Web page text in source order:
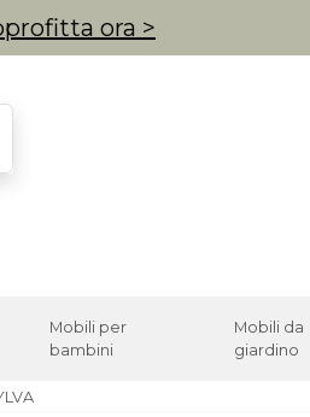
ora >
Mobili per
bambini
Mobili da
giardino